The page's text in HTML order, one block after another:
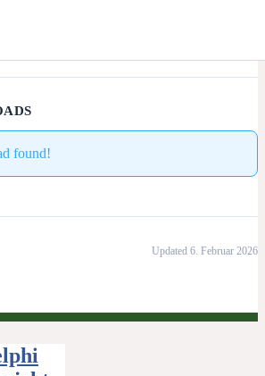
found!
Updated 6. Februar 2026